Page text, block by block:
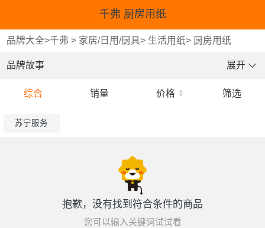
千弗 厨房用纸
品牌大全>千弗 > 家居/日用/厨具> 生活用纸> 厨房用纸
品牌故事 展开
综合 销量 价格 筛选
苏宁服务
抱歉，没有找到符合条件的商品
您可以输入关键词试试看